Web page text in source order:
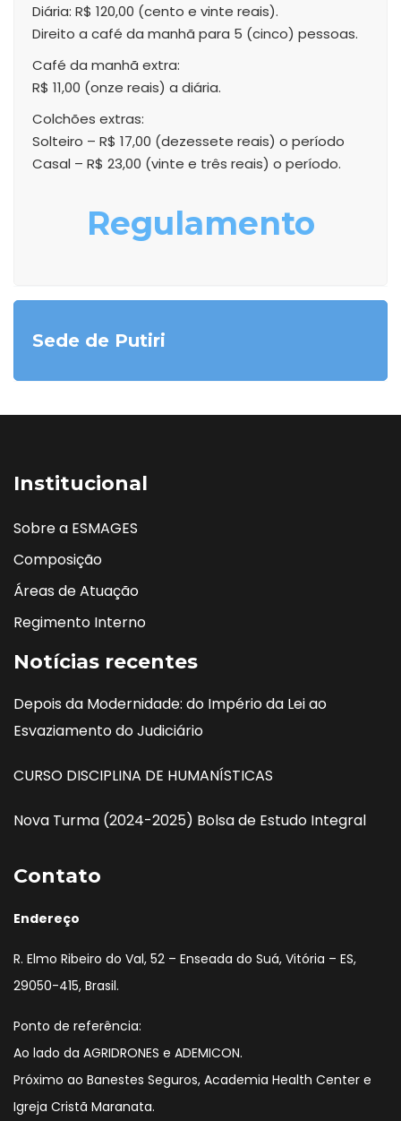
Diária: R$ 120,00 (cento e vinte reais).
Direito a café da manhã para 5 (cinco) pessoas.
Café da manhã extra:
R$ 11,00 (onze reais) a diária.
Colchões extras:
Solteiro – R$ 17,00 (dezessete reais) o período
Casal – R$ 23,00 (vinte e três reais) o período.
Regulamento
Sede de Putiri
Institucional
Sobre a ESMAGES
Composição
Áreas de Atuação
Regimento Interno
Notícias recentes
Depois da Modernidade: do Império da Lei ao
Esvaziamento do Judiciário
CURSO DISCIPLINA DE HUMANÍSTICAS
Nova Turma (2024-2025) Bolsa de Estudo Integral
Contato
Endereço
R. Elmo Ribeiro do Val, 52 – Enseada do Suá, Vitória – ES,
29050-415, Brasil.
Ponto de referência:
Ao lado da AGRIDRONES e ADEMICON.
Próximo ao Banestes Seguros, Academia Health Center e
Igreja Cristã Maranata.